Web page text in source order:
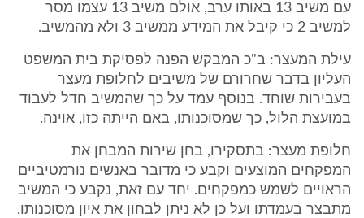
עם משיב 13 באותו ערב, אולם משיב 13 עצמו מסר
למשיב 2 כי קיבל את המידע ממשיב 3 ולא מהמשיב.
עילת המעצר: ב"כ המבקש הפנה לפסיקת בית המשפט
העליון בדבר שחרורם של משיבים לחלופת מעצר
בעבירות שוחד. בנוסף עמד על כך שהמשיב חדל לעבוד
במועצת הלול, כך שמסוכנותו, באם הייתה כזו, אוינה.
חלופת מעצר: בתסקירו, בחן שירות המבחן את
המפקחים המוצעים וקבע כי מדובר באנשים נורמטיביים
הראויים לשמש כמפקחים. יחד עם זאת, נקבע כי המשיב
מתבצר בעמדתו ועל כן לא ניתן לבחון את איון מסוכנותו.